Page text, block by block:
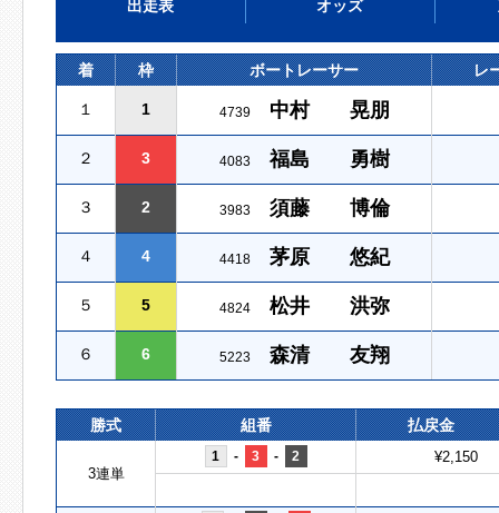
出走表 オッズ
着 枠 ボートレーサー レ
１ 1 4739 中村 晃朋
２ 3 4083 福島 勇樹
３ 2 3983 須藤 博倫
４ 4 4418 茅原 悠紀
５ 5 4824 松井 洪弥
６ 6 5223 森清 友翔
勝式 組番 払戻金
3連単
1 - 3 - 2 ¥2,150